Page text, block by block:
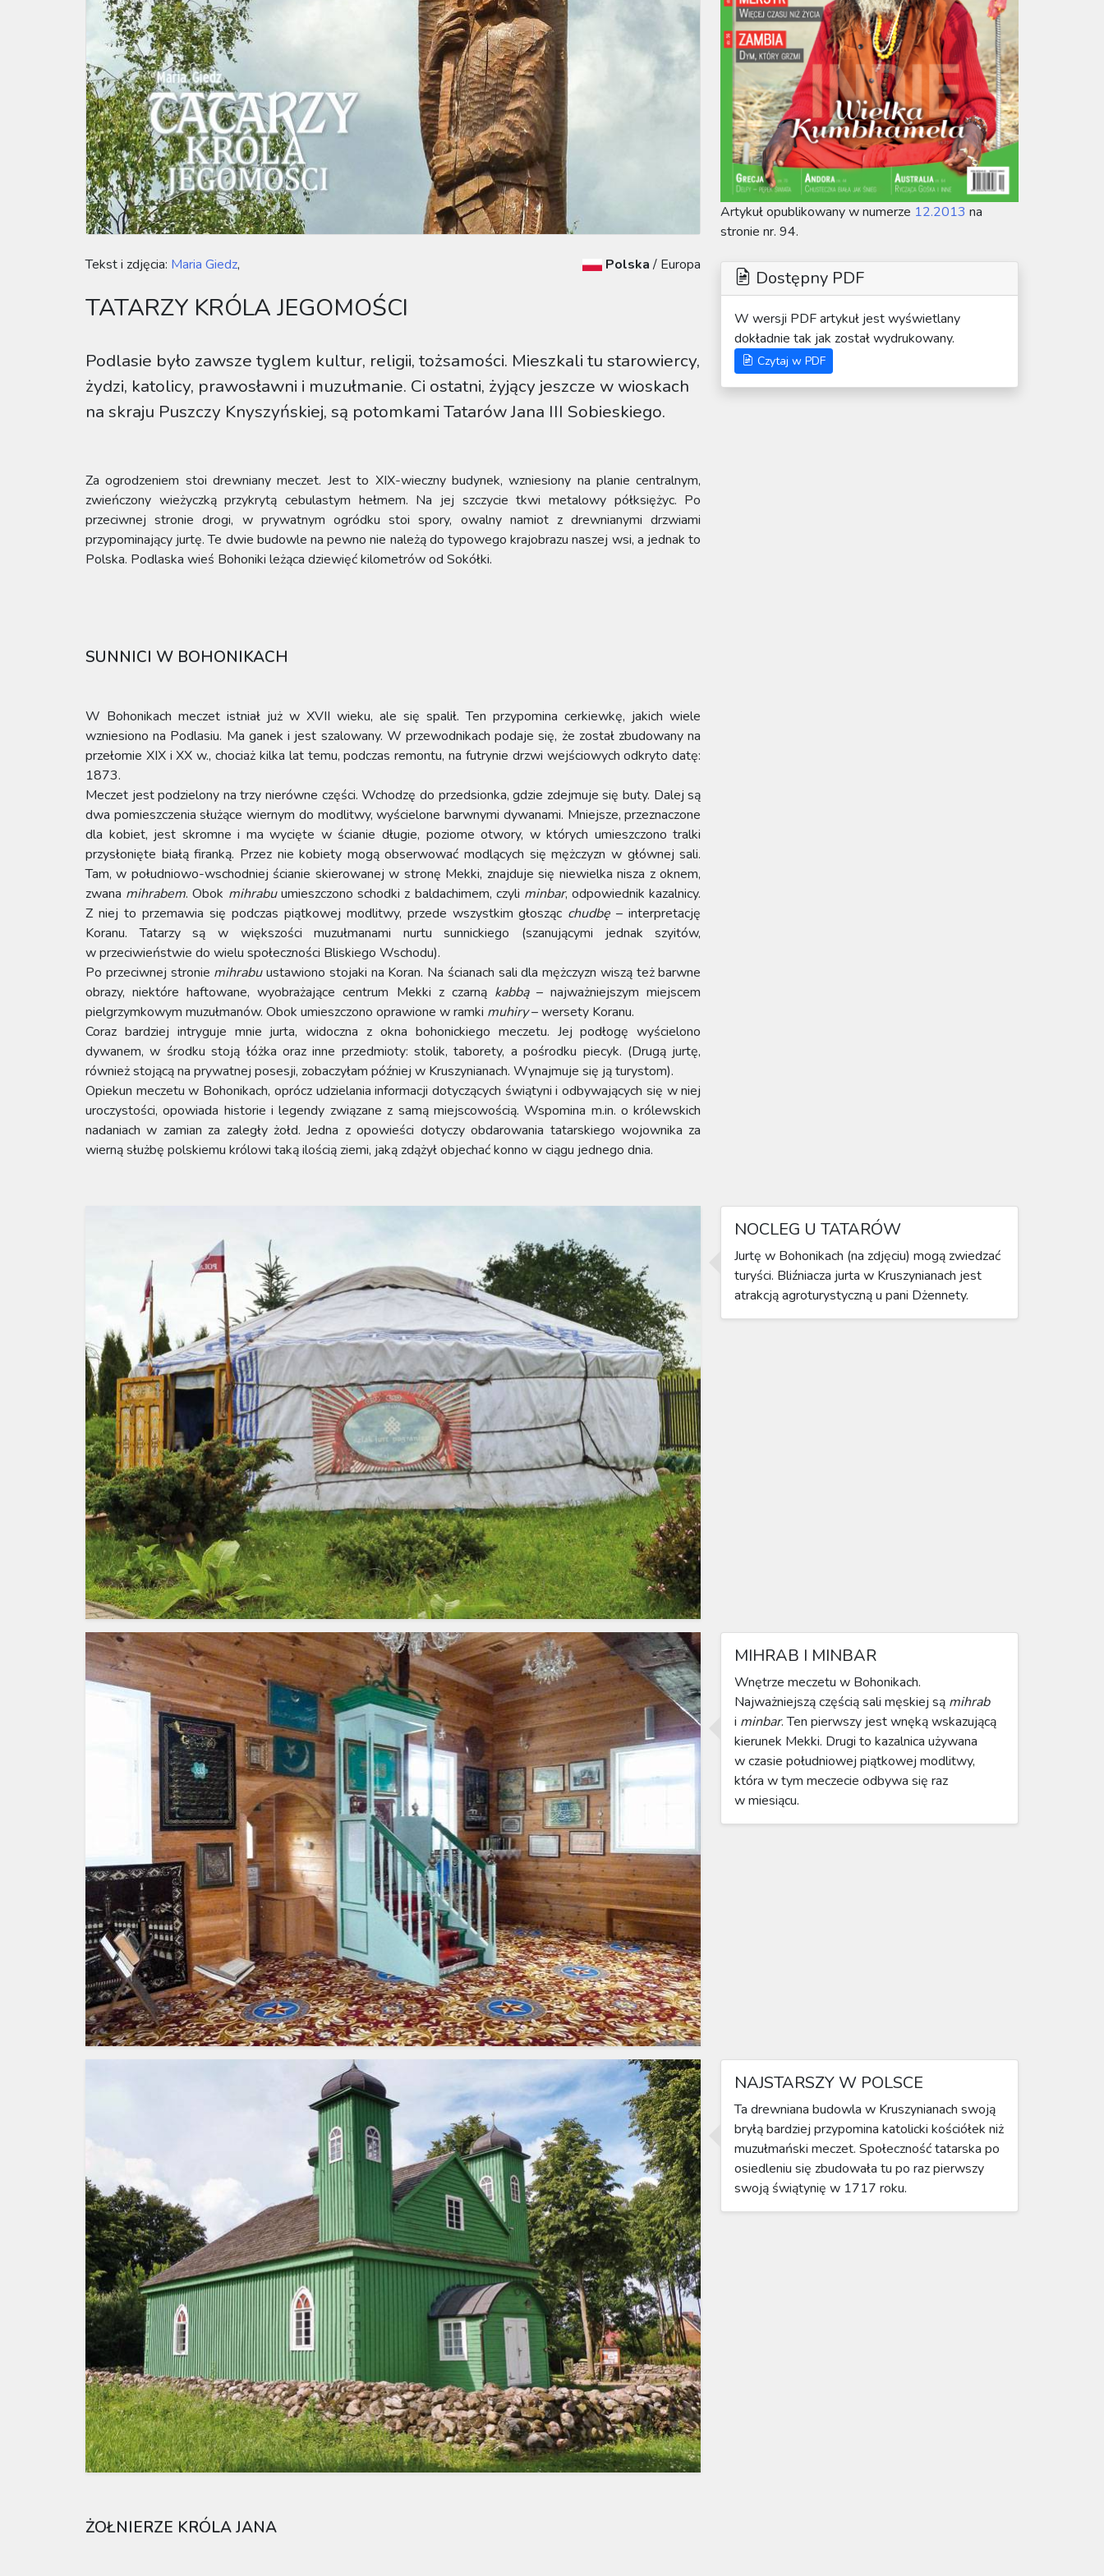
Artykuł opublikowany w numerze 12.2013 na
stronie nr. 94.
Tekst i zdjęcia: Maria Giedz,
TATARZY KRÓLA JEGOMOŚCI
Polska / Europa
Podlasie było zawsze tyglem kultur, religii, tożsamości. Mieszkali tu starowiercy,
żydzi, katolicy, prawosławni i muzułmanie. Ci ostatni, żyjący jeszcze w wioskach
na skraju Puszczy Knyszyńskiej, są potomkami Tatarów Jana III Sobieskiego.
Dostępny PDF
W wersji PDF artykuł jest wyświetlany
dokładnie tak jak został wydrukowany.
Czytaj w PDF
Za ogrodzeniem stoi drewniany meczet. Jest to XIX-wieczny budynek, wzniesiony na planie centralnym,
zwieńczony wieżyczką przykrytą cebulastym hełmem. Na jej szczycie tkwi metalowy półksiężyc. Po
przeciwnej stronie drogi, w prywatnym ogródku stoi spory, owalny namiot z drewnianymi drzwiami
przypominający jurtę. Te dwie budowle na pewno nie należą do typowego krajobrazu naszej wsi, a jednak to
Polska. Podlaska wieś Bohoniki leżąca dziewięć kilometrów od Sokółki.
SUNNICI W BOHONIKACH
W Bohonikach meczet istniał już w XVII wieku, ale się spalił. Ten przypomina cerkiewkę, jakich wiele
wzniesiono na Podlasiu. Ma ganek i jest szalowany. W przewodnikach podaje się, że został zbudowany na
przełomie XIX i XX w., chociaż kilka lat temu, podczas remontu, na futrynie drzwi wejściowych odkryto datę:
1873.
Meczet jest podzielony na trzy nierówne części. Wchodzę do przedsionka, gdzie zdejmuje się buty. Dalej są
dwa pomieszczenia służące wiernym do modlitwy, wyścielone barwnymi dywanami. Mniejsze, przeznaczone
dla kobiet, jest skromne i ma wycięte w ścianie długie, poziome otwory, w których umieszczono tralki
przysłonięte białą firanką. Przez nie kobiety mogą obserwować modlących się mężczyzn w głównej sali.
Tam, w południowo-wschodniej ścianie skierowanej w stronę Mekki, znajduje się niewielka nisza z oknem,
zwana mihrabem. Obok mihrabuumieszczono schodki z baldachimem, czyli minbar, odpowiednik kazalnicy.
Z niej to przemawia się podczas piątkowej modlitwy, przede wszystkim głosząc chudbę – interpretację
Koranu. Tatarzy są w większości muzułmanami nurtu sunnickiego (szanującymi jednak szyitów,
w przeciwieństwie do wielu społeczności Bliskiego Wschodu).
Po przeciwnej stronie mihrabuustawiono stojaki na Koran. Na ścianach sali dla mężczyzn wiszą też barwne
obrazy, niektóre haftowane, wyobrażające centrum Mekki z czarną kabbą– najważniejszym miejscem
pielgrzymkowym muzułmanów. Obok umieszczono oprawione w ramki muhiry– wersety Koranu.
Coraz bardziej intryguje mnie jurta, widoczna z okna bohonickiego meczetu. Jej podłogę wyścielono
dywanem, w środku stoją łóżka oraz inne przedmioty: stolik, taborety, a pośrodku piecyk. (Drugą jurtę,
również stojącą na prywatnej posesji, zobaczyłam później w Kruszynianach. Wynajmuje się ją turystom).
Opiekun meczetu w Bohonikach, oprócz udzielania informacji dotyczących świątyni i odbywających się w niej
uroczystości, opowiada historie i legendy związane z samą miejscowością. Wspomina m.in. o królewskich
nadaniach w zamian za zaległy żołd. Jedna z opowieści dotyczy obdarowania tatarskiego wojownika za
wierną służbę polskiemu królowi taką ilością ziemi, jaką zdążył objechać konno w ciągu jednego dnia.
NOCLEG U TATARÓW
Jurtę w Bohonikach (na zdjęciu) mogą zwiedzać
turyści. Bliźniacza jurta w Kruszynianach jest
atrakcją agroturystyczną u pani Dżennety.
MIHRAB I MINBAR
Wnętrze meczetu w Bohonikach.
Najważniejszą częścią sali męskiej są mihrab
i minbar. Ten pierwszy jest wnęką wskazującą
kierunek Mekki. Drugi to kazalnica używana
w czasie południowej piątkowej modlitwy,
która w tym meczecie odbywa się raz
w miesiącu.
NAJSTARSZY W POLSCE
Ta drewniana budowla w Kruszynianach swoją
bryłą bardziej przypomina katolicki kościółek niż
muzułmański meczet. Społeczność tatarska po
osiedleniu się zbudowała tu po raz pierwszy
swoją świątynię w 1717 roku.
ŻOŁNIERZE KRÓLA JANA